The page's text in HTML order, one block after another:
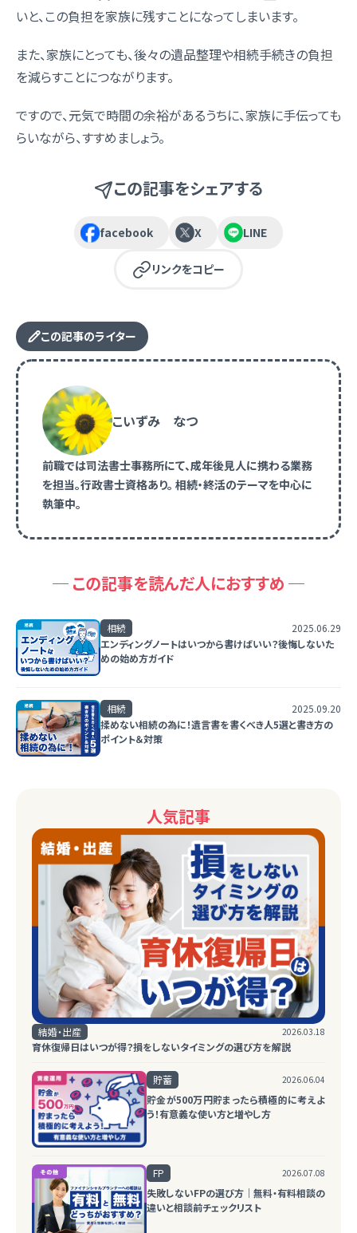
いと、この負担を家族に残すことになってしまいます。
また、家族にとっても、後々の遺品整理や相続手続きの負担
を減らすことにつながります。
ですので、元気で時間の余裕があるうちに、家族に手伝っても
らいながら、すすめましょう。
この記事をシェアする
facebook X LINE
リンクをコピー
この記事のライター
こいずみ なつ
前職では司法書士事務所にて、成年後見人に携わる業務
を担当。行政書士資格あり。 相続・終活のテーマを中心に
執筆中。
この記事を読んだ人におすすめ
相続
2025.06.29
エンディングノートはいつから書けばいい？後悔しないた
めの始め方ガイド
相続
2025.09.20
揉めない相続の為に！遺言書を書くべき人5選と書き方の
ポイント＆対策
人気記事
結婚・出産 2026.03.18
育休復帰日はいつが得？損をしないタイミングの選び方を解説
貯蓄 2026.06.04
貯金が500万円貯まったら積極的に考えよ
う！有意義な使い方と増やし方
FP 2026.07.08
失敗しないFPの選び方｜無料・有料相談の
違いと相談前チェックリスト